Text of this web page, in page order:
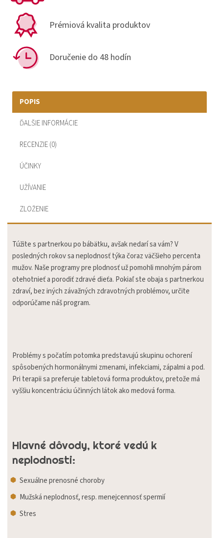
Prémiová kvalita produktov
Doručenie do 48 hodín
POPIS
ĎALŠIE INFORMÁCIE
RECENZIE (0)
ÚČINKY
UŽÍVANIE
ZLOŽENIE
Túžite s partnerkou po bábätku, avšak nedarí sa vám? V
posledných rokov sa neplodnosť týka čoraz väčšieho percenta
mužov. Naše programy pre plodnosť už pomohli mnohým párom
otehotnieť a porodiť zdravé dieťa. Pokiaľ ste obaja s partnerkou
zdraví, bez iných závažných zdravotných problémov, určite
odporúčame náš program.
Problémy s počatím potomka predstavujú skupinu ochorení
spôsobených hormonálnymi zmenami, infekciami, zápalmi a pod.
Pri terapii sa preferuje tabletová forma produktov, pretože má
vyššiu koncentráciu účinných látok ako medová forma.
Hlavné dôvody, ktoré vedú k
neplodnosti:
Sexuálne prenosné choroby
Mužská neplodnosť, resp. menejcennosť spermií
Stres